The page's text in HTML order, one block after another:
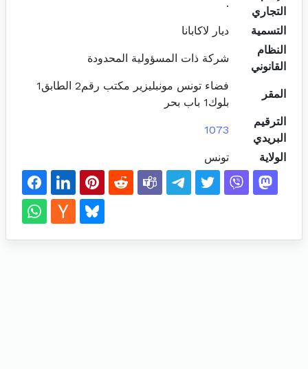
التجاري
.
التسمية
ديار لاكابانا
النظام
القانوني
شركة ذات المسؤولية المحدودة
المقر
فضاء تونس مونبليزير مكتب رقم2 الطابق1
بلوك1 باب بحر
الترقيم
البريدي
1073
الولاية تونس